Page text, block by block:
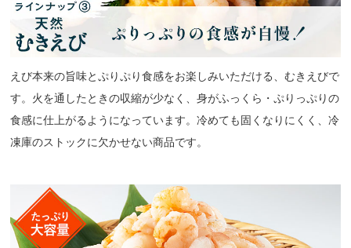
えび本来の旨味とぷりぷり食感をお楽しみいただける、むきえびで
す。火を通したときの収縮が少なく、身がふっくら・ぷりっぷりの
食感に仕上がるようになっています。冷めても固くなりにくく、冷
凍庫のストックに欠かせない商品です。